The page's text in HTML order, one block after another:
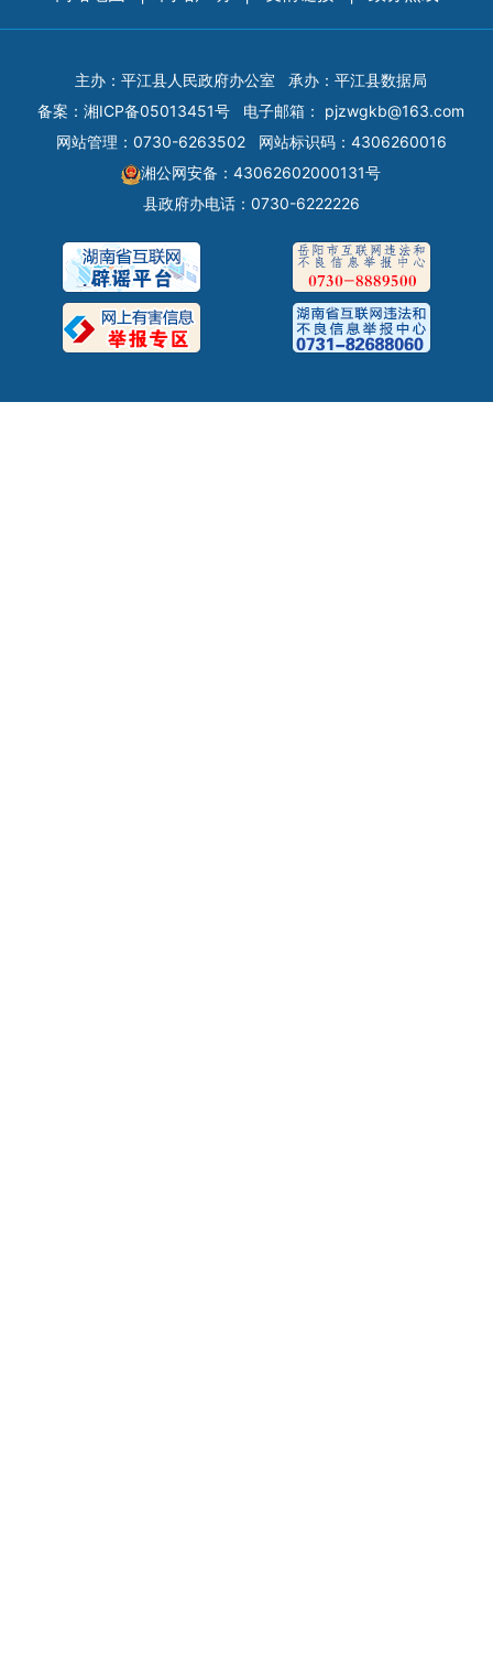
主办：平江县人民政府办公室
承办：平江县数据局
备案： 湘ICP备05013451号 电子邮箱： pjzwgkb@163.com
网站管理：0730-6263502
网站标识码：4306260016
湘公网安备：43062602000131号
县政府办电话：0730-6222226